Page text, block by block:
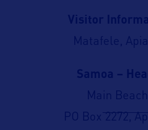
Visitor
Matafele,
Samoa –
Main
PO Box 2272,